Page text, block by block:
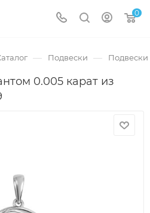
0
— Подвески — Подвески
0.005 карат из